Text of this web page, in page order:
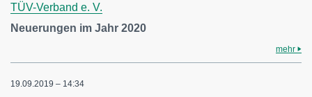
TÜV-Verband e. V.
Neuerungen im Jahr 2020
mehr
19.09.2019 – 14:34